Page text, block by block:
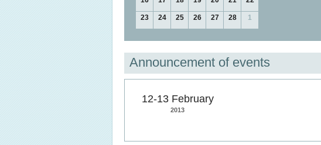
23 24 25 26 27 28 1
Announcement of events
12-13 February
2013